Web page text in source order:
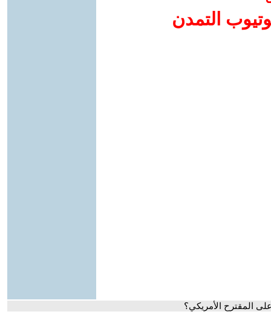
التمدن
المقترح الأمريكي؟